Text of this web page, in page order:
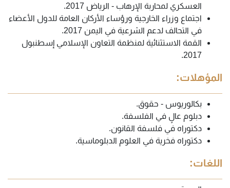
العسكري لمحاربة الإرهاب - الرياض 2017.
اجتماع وزراء الخارجية ورؤساء الأركان العامة للدول الأعضاء
في التحالف لدعم الشرعية في اليمن 2017.
القمة الاستثنائية لمنظمة التعاون الإسلامي إسطنبول
2017.
المؤهلات:
بكالوريوس - حقوق.
دبلوم عالٍ في الفلسفة.
دكتوراه في فلسفة القانون.
دكتوراه فخرية في العلوم الدبلوماسية.
اللغات: